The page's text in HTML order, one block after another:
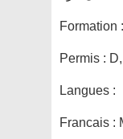
Formation :
Permis : D,
Langues :
Francais :